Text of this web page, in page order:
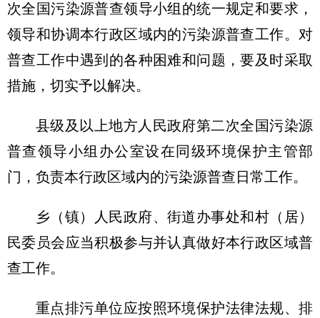
次全国污染源普查领导小组的统一规定和要求，
领导和协调本行政区域内的污染源普查工作。对
普查工作中遇到的各种困难和问题，要及时采取
措施，切实予以解决。
县级及以上地方人民政府第二次全国污染源
普查领导小组办公室设在同级环境保护主管部
门，负责本行政区域内的污染源普查日常工作。
乡（镇）人民政府、街道办事处和村（居）
民委员会应当积极参与并认真做好本行政区域普
查工作。
重点排污单位应按照环境保护法律法规、排